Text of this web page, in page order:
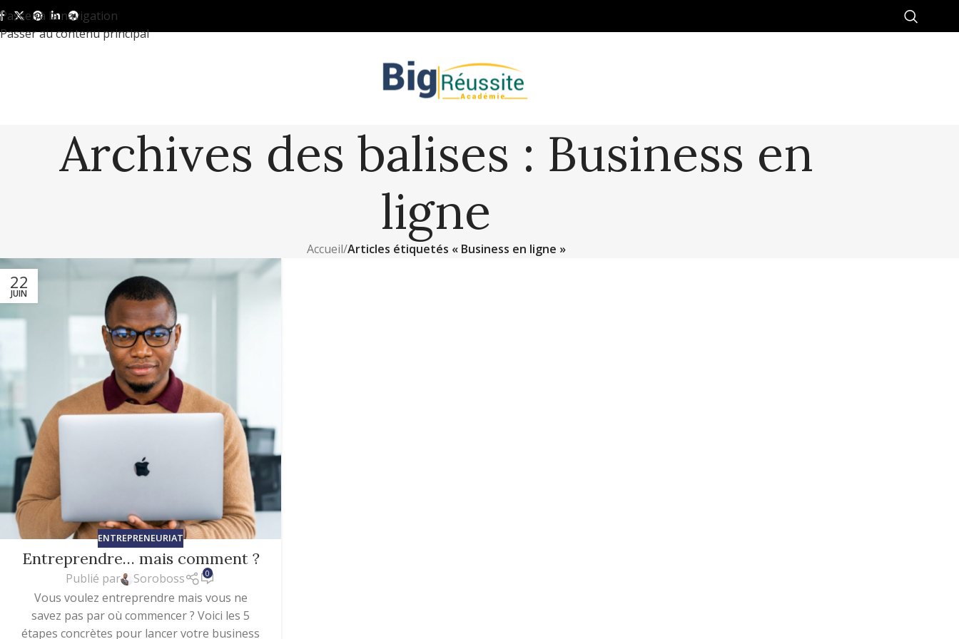
Passer à la navigation
Passer au contenu principal
Archives des balises : Business en
ligne
Accueil/Articles étiquetés « Business en ligne »
22
JUIN
ENTREPRENEURIAT
Entreprendre… mais comment ?
Publié par Soroboss 0
Vous voulez entreprendre mais vous ne
savez pas par où commencer ? Voici les 5
étapes concrètes pour lancer votre business